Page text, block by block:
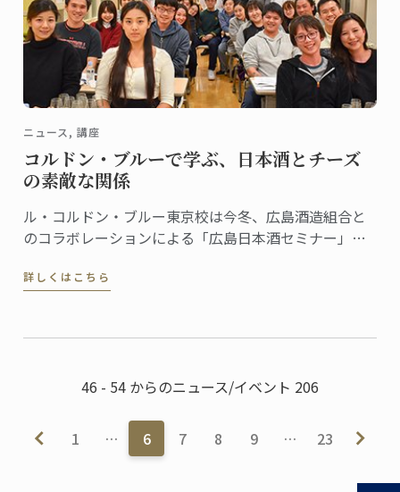
ニュース, 講座
コルドン・ブルーで学ぶ、日本酒とチーズ
の素敵な関係
ル・コルドン・ブルー東京校は今冬、広島酒造組合と
のコラボレーションによる「広島日本酒セミナー」を
詳しくはこちら
46 - 54 からのニュース/イベント 206
1 … 6 7 8 9 … 23